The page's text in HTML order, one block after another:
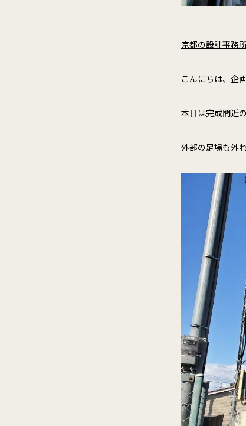
京都の設計事務
こんにちは、企
本日は完成間近
外部の足場も外